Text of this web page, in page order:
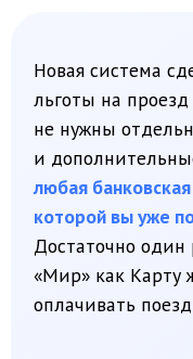
Если вы
и оформляете